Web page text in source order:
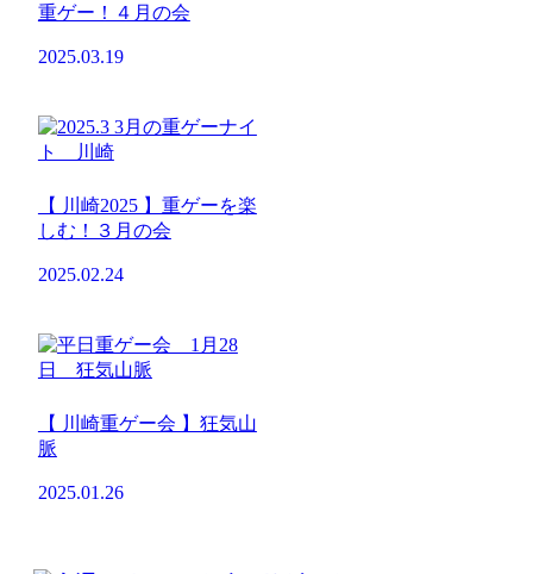
重ゲー！４月の会
2025.03.19
【 川崎2025 】重ゲーを楽
しむ！３月の会
2025.02.24
【 川崎重ゲー会 】狂気山
脈
2025.01.26